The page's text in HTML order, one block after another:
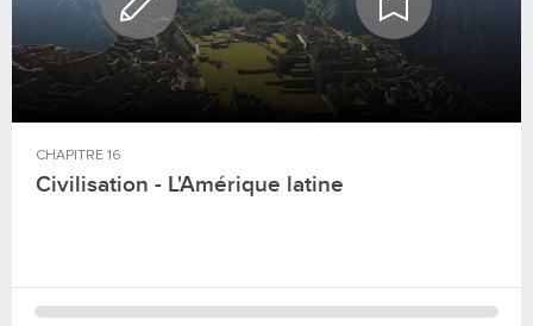
CHAPITRE 16
Civilisation - L'Amérique latine